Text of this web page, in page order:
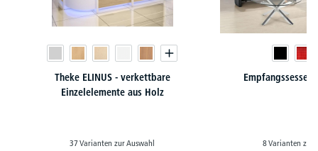
Theke ELINUS - verkettbare
Einzelelemente aus Holz
37 Varianten zur Auswahl
Empfangssessel
8 Varianten zur